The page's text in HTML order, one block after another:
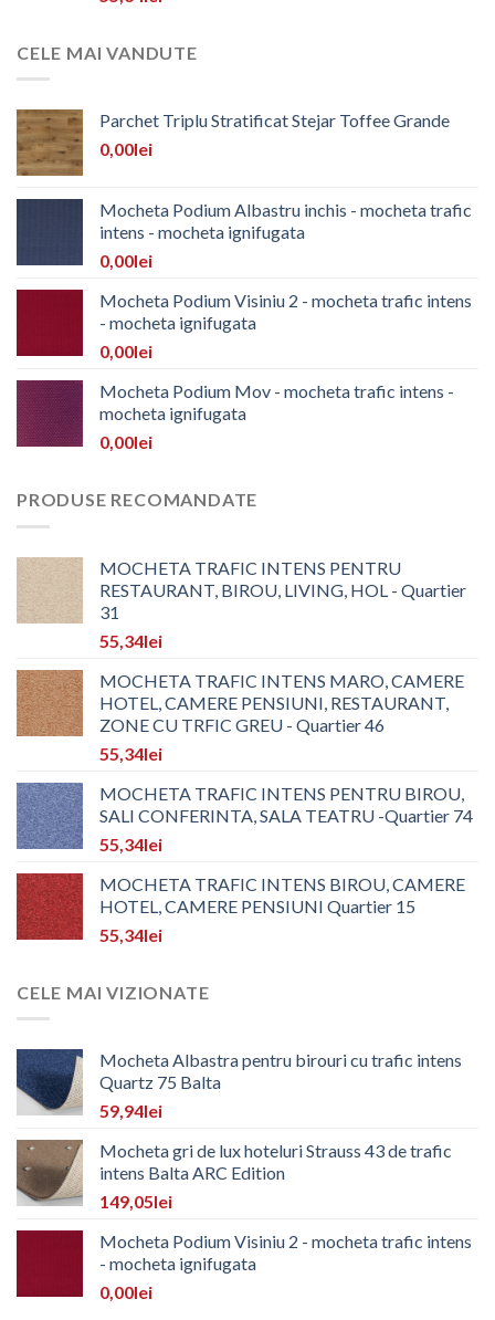
CELE MAI VANDUTE
Parchet Triplu Stratificat Stejar Toffee Grande
0,00lei
Mocheta Podium Albastru inchis - mocheta trafic
intens - mocheta ignifugata
0,00lei
Mocheta Podium Visiniu 2 - mocheta trafic intens
- mocheta ignifugata
0,00lei
Mocheta Podium Mov - mocheta trafic intens -
mocheta ignifugata
0,00lei
PRODUSE RECOMANDATE
MOCHETA TRAFIC INTENS PENTRU
RESTAURANT, BIROU, LIVING, HOL - Quartier
31
55,34lei
MOCHETA TRAFIC INTENS MARO, CAMERE
HOTEL, CAMERE PENSIUNI, RESTAURANT,
ZONE CU TRFIC GREU - Quartier 46
55,34lei
MOCHETA TRAFIC INTENS PENTRU BIROU,
SALI CONFERINTA, SALA TEATRU -Quartier 74
55,34lei
MOCHETA TRAFIC INTENS BIROU, CAMERE
HOTEL, CAMERE PENSIUNI Quartier 15
55,34lei
CELE MAI VIZIONATE
Mocheta Albastra pentru birouri cu trafic intens
Quartz 75 Balta
59,94lei
Mocheta gri de lux hoteluri Strauss 43 de trafic
intens Balta ARC Edition
149,05lei
Mocheta Podium Visiniu 2 - mocheta trafic intens
- mocheta ignifugata
0,00lei